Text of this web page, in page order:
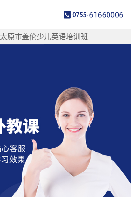
太原市盖伦少儿英语培训班